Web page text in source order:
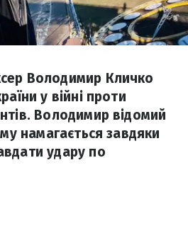
Володимир Кличко
у війні проти
Володимир відомий
намагається завдяки
удару по